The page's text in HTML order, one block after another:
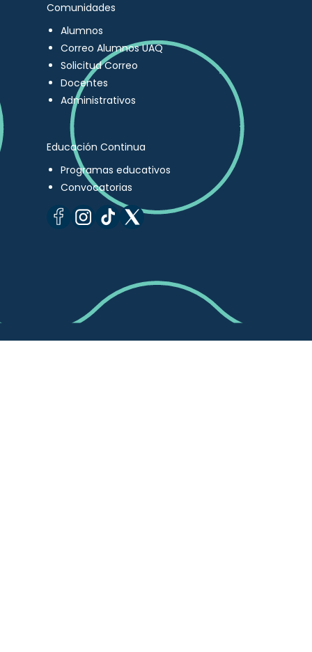
Comunidades
Alumnos
Correo Alumnos UAQ
Solicitud Correo
Docentes
Administrativos
Educación Continua
Programas educativos
Convocatorias